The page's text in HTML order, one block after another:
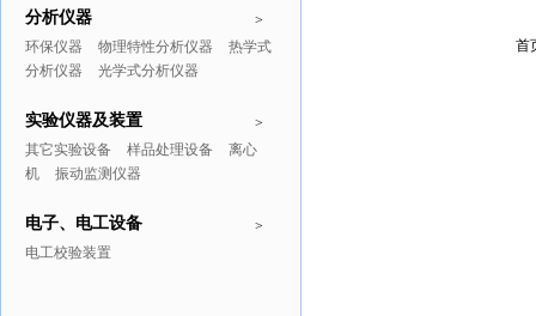
>
分析仪器
环保仪器 物理特性分析仪器
热学式
分析仪器
光学式分析仪器
>
实验仪器及装置
其它实验设备 样品处理设备
离心
机
振动监测仪器
>
电子、电工设备
电工校验装置
首